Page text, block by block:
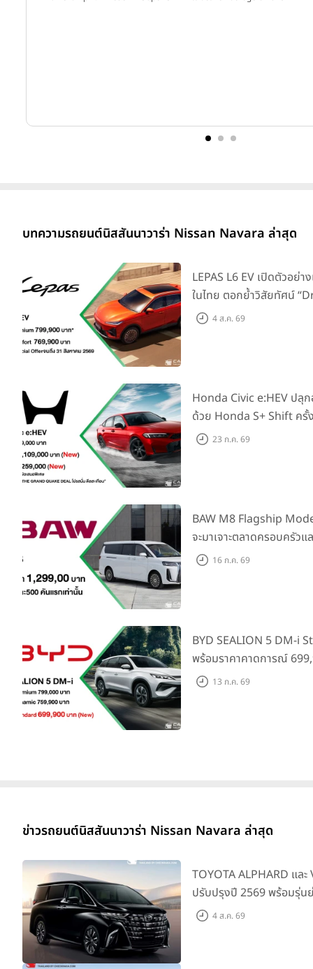
บทความรถยนต์นิสสันนาวาร่า Nissan Navara ล่าสุด
LEPAS L6 EV เปิดตัวอย่
ในไทย ตอกย้ำวิสัยทัศน์
Elegance” มาพร้อม 2 รุ่
4 ส.ค. 69
Honda Civic e:HEV ปลุ
ด้วย Honda S+ Shift ครั้
เพิ่ม Blind Spot
23 ก.ค. 69
BAW M8 Flagship
จะมาเจาะตลาดครอบครัว
ราคาที่ 1.299 ลบ. (สิทธิพิ
16 ก.ค. 69
BYD SEALION 5 DM-i
พร้อมราคาคาดการณ์
ล่าสุดที่มีระยะขับขี่รวม
13 ก.ค. 69
ข่าวรถยนต์นิสสันนาวาร่า Nissan Navara ล่าสุด
TOYOTA ALPHARD และ
ปรับปรุงปี 2569 พร้อมรุ่น
SMART ราคาเริ่มต้น
4 ส.ค. 69